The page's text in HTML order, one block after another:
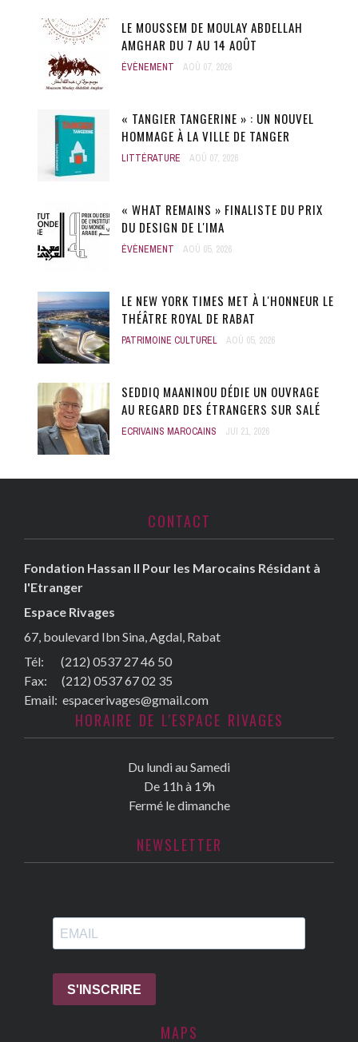
LE MOUSSEM DE MOULAY ABDELLAH
AMGHAR DU 7 AU 14 AOÛT
ÉVÈNEMENT AOÛ 07, 2026
« TANGIER TANGERINE » : UN NOUVEL
HOMMAGE À LA VILLE DE TANGER
LITTÉRATURE AOÛ 07, 2026
« WHAT REMAINS » FINALISTE DU PRIX
DU DESIGN DE L'IMA
ÉVÈNEMENT AOÛ 05, 2026
LE NEW YORK TIMES MET À L'HONNEUR LE
THÉÂTRE ROYAL DE RABAT
PATRIMOINE CULTUREL AOÛ 05, 2026
SEDDIQ MAANINOU DÉDIE UN OUVRAGE
AU REGARD DES ÉTRANGERS SUR SALÉ
ECRIVAINS MAROCAINS JUI 21, 2026
CONTACT
Fondation Hassan II Pour les Marocains Résidant à
l'Etranger
Espace Rivages
67, boulevard Ibn Sina, Agdal, Rabat
Tél: (212) 0537 27 46 50
Fax: (212) 0537 67 02 35
Email: espacerivages@gmail.com
HORAIRE DE L'ESPACE RIVAGES
Du lundi au Samedi
De 11h à 19h
Fermé le dimanche
NEWSLETTER
MAPS